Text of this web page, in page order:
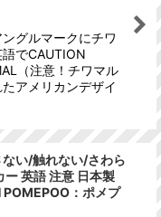
グルマークにチワ
でCAUTION
（注意！チワマル
アメリカンデザイ
い/触れない/さわら
英語 注意 日本製
：ポメプ